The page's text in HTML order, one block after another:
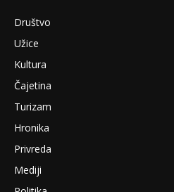
Društvo
Užice
Kultura
Čajetina
Turizam
Hronika
Privreda
Mediji